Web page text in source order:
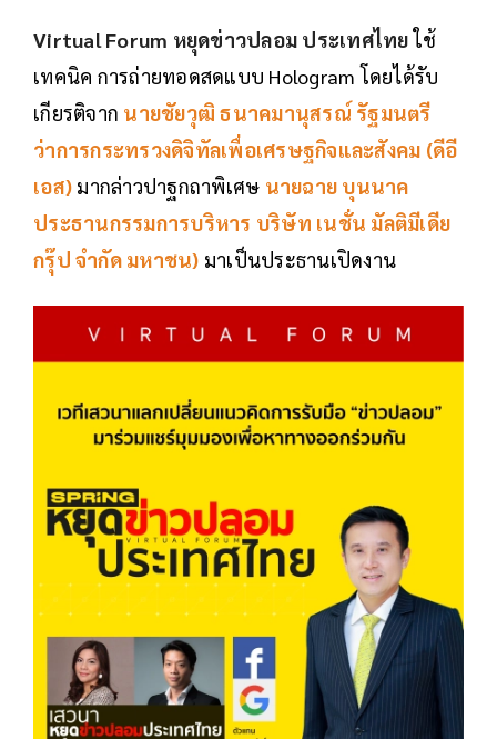
Virtual Forum หยุดข่าวปลอม ประเทศไทยใช้
เทคนิค การถ่ายทอดสดแบบ Hologram โดยได้รับ
เกียรติจาก นายชัยวุฒิ ธนาคมานุสรณ์ รัฐมนตรี
ว่าการกระทรวงดิจิทัลเพื่อเศรษฐกิจและสังคม (ดีอี
เอส) มากล่าวปาฐกถาพิเศษ นายฉาย บุนนาค
ประธานกรรมการบริหาร บริษัท เนชั่น มัลติมีเดีย
กรุ๊ป จำกัด มหาชน) มาเป็นประธานเปิดงาน